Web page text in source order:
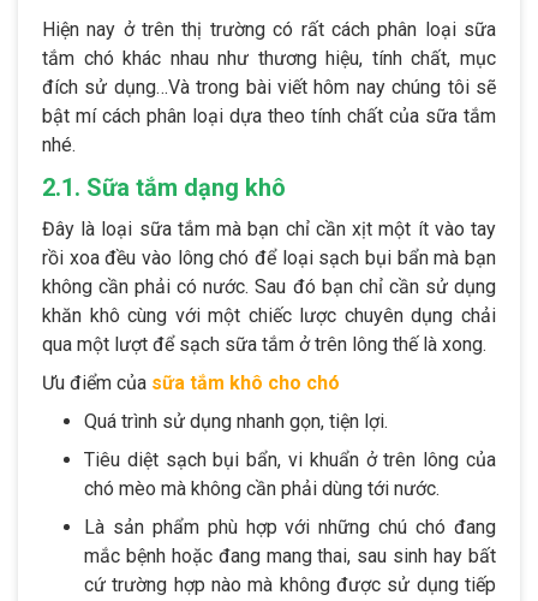
Hiện nay ở trên thị trường có rất cách phân loại sữa
tắm chó khác nhau như thương hiệu, tính chất, mục
đích sử dụng…Và trong bài viết hôm nay chúng tôi sẽ
bật mí cách phân loại dựa theo tính chất của sữa tắm
nhé.
2.1. Sữa tắm dạng khô
Đây là loại sữa tắm mà bạn chỉ cần xịt một ít vào tay
rồi xoa đều vào lông chó để loại sạch bụi bẩn mà bạn
không cần phải có nước. Sau đó bạn chỉ cần sử dụng
khăn khô cùng với một chiếc lược chuyên dụng chải
qua một lượt để sạch sữa tắm ở trên lông thế là xong.
Ưu điểm của sữa tắm khô cho chó
Quá trình sử dụng nhanh gọn, tiện lợi.
Tiêu diệt sạch bụi bẩn, vi khuẩn ở trên lông của
chó mèo mà không cần phải dùng tới nước.
Là sản phẩm phù hợp với những chú chó đang
mắc bệnh hoặc đang mang thai, sau sinh hay bất
cứ trường hợp nào mà không được sử dụng tiếp